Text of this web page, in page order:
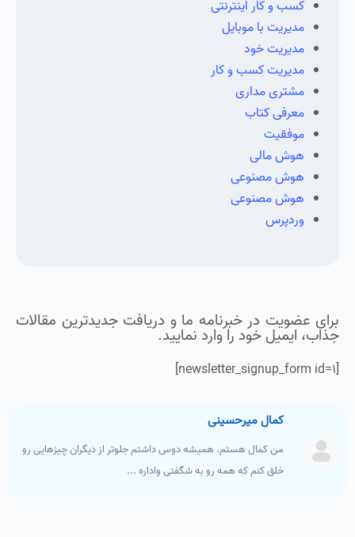
کسب و کار اینترنتی
مدیریت با موبایل
مدیریت خود
مدیریت کسب و کار
مشتری مداری
معرفی کتاب
موفقیت
هوش مالی
هوش مصنوعی
هوش مصنوعی
وردپرس
برای عضویت در خبرنامه ما و دریافت جدیدترین مقالات
جذاب، ایمیل خود را وارد نمایید.
[newsletter_signup_form id=1]
کمال میرحسینی
من کمال هستم. همیشه دوس داشتم جلوتر از دیگران چیزهایی رو
خلق کنم که همه رو به شگفتی واداره ...